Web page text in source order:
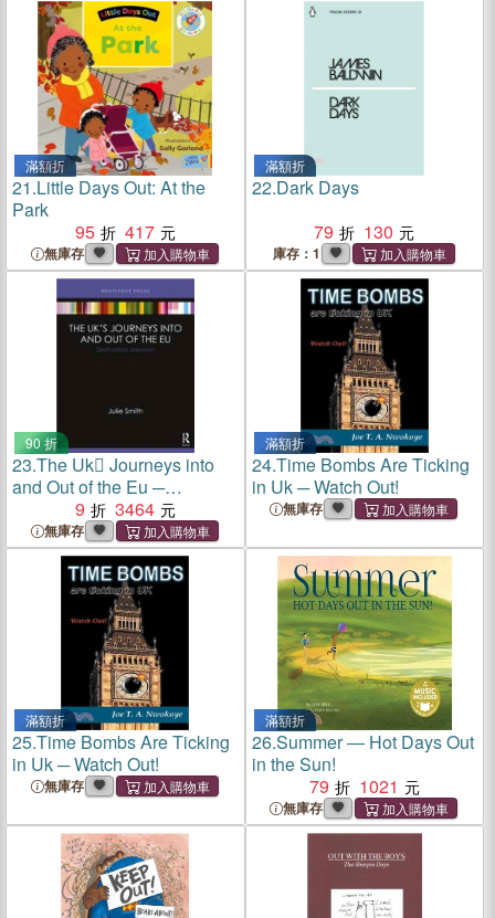
滿額折
21.Little Days Out: At the
Park
95
417
無庫存
滿額折
22.Dark Days
79
130
庫存：1
90 折
23.The Uk Journeys into
and Out of the Eu ─
Destinations Unknown
9 3464
無庫存
滿額折
24.Time Bombs Are Ticking
in Uk ─ Watch Out!
無庫存
滿額折
25.Time Bombs Are Ticking
in Uk ─ Watch Out!
無庫存
滿額折
26.Summer ― Hot Days Out
in the Sun!
79
1021
無庫存